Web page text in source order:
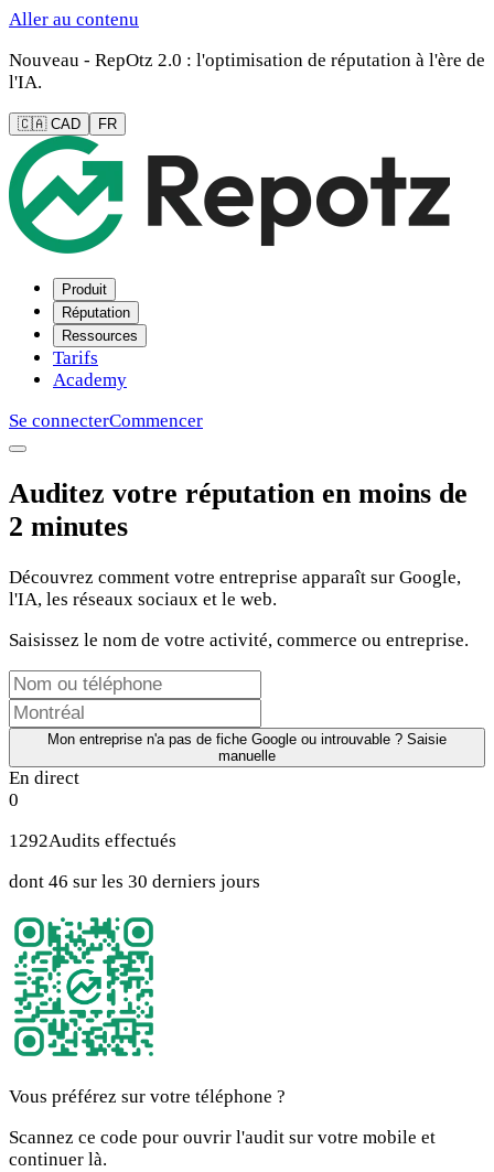
Aller au contenu
Nouveau - RepOtz 2.0 : l'optimisation de réputation à l'ère de
l'IA.
🇨🇦 CAD FR
Produit
Réputation
Ressources
Tarifs
Academy
Se connecterCommencer
Auditez votre réputation en moins de
2 minutes
Découvrez comment votre entreprise apparaît sur Google,
l'IA, les réseaux sociaux et le web.
Saisissez le nom de votre activité, commerce ou entreprise.
Mon entreprise n'a pas de fiche Google ou introuvable ? Saisie
manuelle
En direct
0
1292Audits effectués
dont 46 sur les 30 derniers jours
Vous préférez sur votre téléphone ?
Scannez ce code pour ouvrir l'audit sur votre mobile et
continuer là.